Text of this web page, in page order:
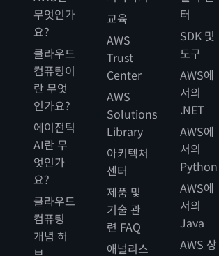
무엇인가
요?
클라우드
컴퓨팅이
란 무엇
인가요?
에이전틱
AI란 무
엇인가
요?
클라우드
컴퓨팅
개념 허
교육
AWS
Trust
Center
AWS
Solutions
Library
아키텍처
센터
제품 및
기술 관
련 FAQ
애널리스
터
SDK 및
도구
AWS에
서의
.NET
AWS에
서의
Python
AWS에
서의
Java
AWS 상